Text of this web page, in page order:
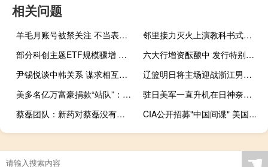
相关问题
羊毛月账号被禁关注 不当表达引争议
邻里接力灭火上演教科书式救援 邻居与消防员合力救出被困老人
部分科创主题ETF规模骤增 资金快速涌入，市场热点切换
六大行增资酝酿中 发行特别国债呼声高 外汇储备注资成焦点
尹锡悦谈中韩关系 谋求相互尊重与共同利益
辽篮明日将主场迎战浙江男篮 新援亮相，老牌劲旅揭幕战对决
美多名亿万富豪捐款“站队”：总额高达数十亿美元，流向两党候选人
驻日美军一直升机在日神奈川县海滩紧急着陆美军：“预防性着陆” 安全引忧虑
蔡磊团队：新药对蔡磊没有效果 仅适用于2%患者群体
CIA公开招募"中国间谍" 美国升级对华情报战